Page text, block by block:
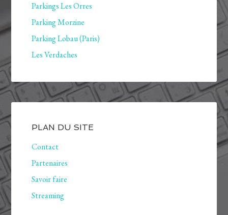
Parkings Les Orres
Parking Morzine
Parking Lobau (Paris)
Les Verdaches
PLAN DU SITE
Contact
Partenaires
Savoir faire
Streaming